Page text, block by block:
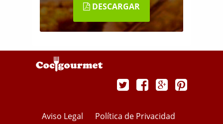
DESCARGAR
Aviso Legal Política de Privacidad